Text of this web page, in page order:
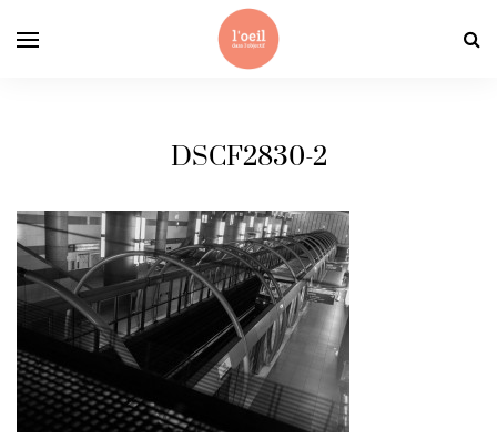
DSCF2830-2